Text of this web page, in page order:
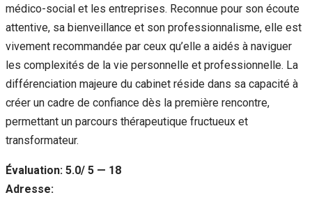
médico-social et les entreprises. Reconnue pour son écoute
attentive, sa bienveillance et son professionnalisme, elle est
vivement recommandée par ceux qu’elle a aidés à naviguer
les complexités de la vie personnelle et professionnelle. La
différenciation majeure du cabinet réside dans sa capacité à
créer un cadre de confiance dès la première rencontre,
permettant un parcours thérapeutique fructueux et
transformateur.
Évaluation: 5.0/ 5 — 18
Adresse: